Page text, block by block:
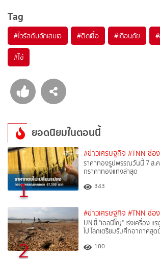
Tag
#ไวรัสตับอักเสบเอ #ติดเชื้อ #เตือนภัย #
#ไข้
ยอดนิยมในตอนนี้
1
#ข่าวเศรษฐกิจ #TNN ช่อ
ราคาทองรูปพรรณวันนี้ 7 ส.
กราคาทองแท่งล่าสุด
343
2
#ข่าวเศรษฐกิจ #TNN ช่อ
UN ชี้ "เอลนีโญ" เร่งเครื่อง
ไป โลกเตรียมรับศึกอากาศสุด
180